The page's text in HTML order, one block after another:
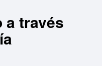
a través